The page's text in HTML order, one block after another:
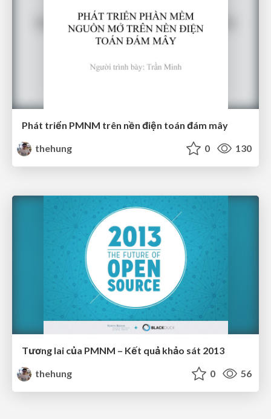
Phát triển PMNM trên nền điện toán đám mây
thehung
0 130
Tương lai của PMNM – Kết quả khảo sát 2013
thehung
0 56